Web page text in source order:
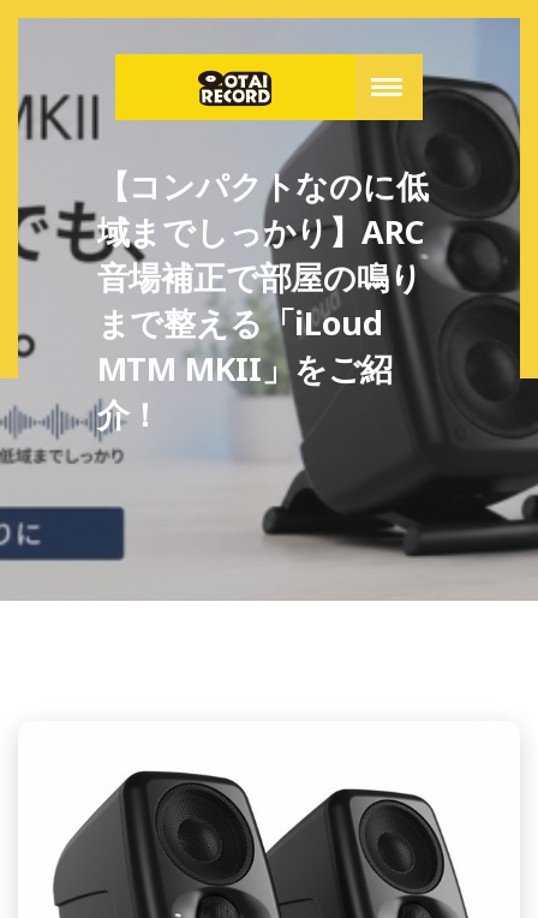
【コンパクトなのに低
域までしっかり】ARC
音場補正で部屋の鳴り
まで整える「iLoud
MTM MKII」をご紹
介！